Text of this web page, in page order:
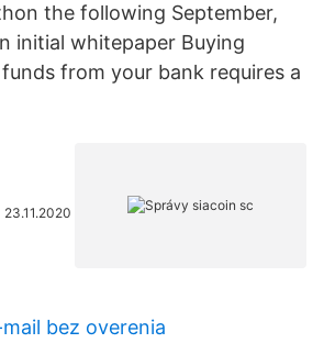
the following September,
initial whitepaper Buying
from your bank requires a
23.11.2020
bez overenia